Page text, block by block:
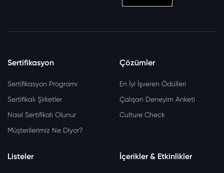
Sertifikasyon
Sertifikasyon Programı
Sertifikalı Şirketler
Nasıl Sertifikalı Olunur
Müşterilerimiz Ne Diyor?
Çözümler
En İyi İşveren Ödülleri
Çalışan Deneyim Anketi
Culture Check
Listeler İçerikler & Etkinlikler